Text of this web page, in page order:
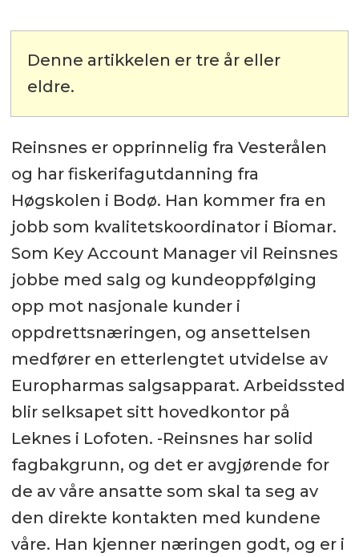
Denne artikkelen er tre år eller
eldre.
Reinsnes er opprinnelig fra Vesterålen
og har fiskerifagutdanning fra
Høgskolen i Bodø. Han kommer fra en
jobb som kvalitetskoordinator i Biomar.
Som Key Account Manager vil Reinsnes
jobbe med salg og kundeoppfølging
opp mot nasjonale kunder i
oppdrettsnæringen, og ansettelsen
medfører en etterlengtet utvidelse av
Europharmas salgsapparat. Arbeidssted
blir selksapet sitt hovedkontor på
Leknes i Lofoten. -Reinsnes har solid
fagbakgrunn, og det er avgjørende for
de av våre ansatte som skal ta seg av
den direkte kontakten med kundene
våre. Han kjenner næringen godt, og er i